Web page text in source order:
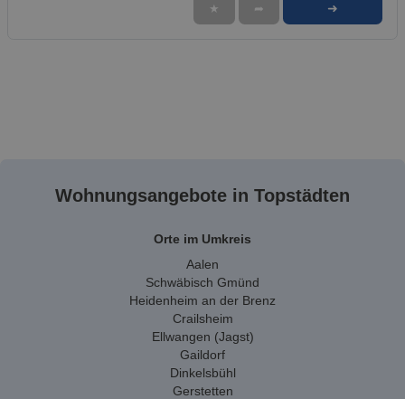
★ ➦ ➜
Wohnungsangebote in Topstädten
Orte im Umkreis
Aalen
Schwäbisch Gmünd
Heidenheim an der Brenz
Crailsheim
Ellwangen (Jagst)
Gaildorf
Dinkelsbühl
Gerstetten